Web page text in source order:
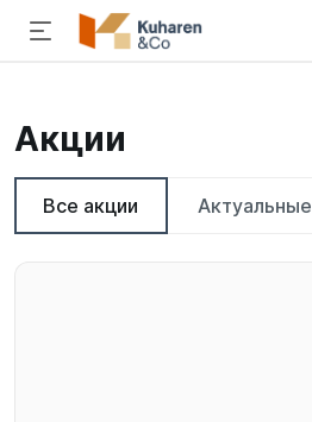
Акции
Все акции Актуальные